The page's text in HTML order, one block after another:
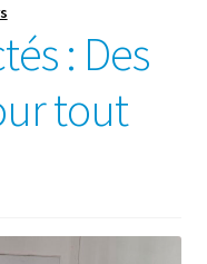
: Des
tout